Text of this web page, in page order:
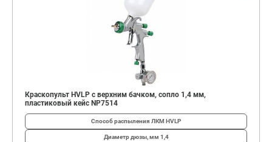
Краскопульт HVLP с верхним бачком, сопло 1,4 мм,
пластиковый кейс NP7514
Способ распыления ЛКМ HVLP
Диаметр дюзы, мм 1,4